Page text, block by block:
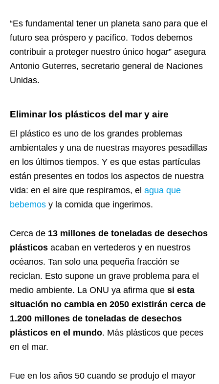
“Es fundamental tener un planeta sano para que el
futuro sea próspero y pacífico. Todos debemos
contribuir a proteger nuestro único hogar” asegura
Antonio Guterres, secretario general de Naciones
Unidas.
Eliminar los plásticos del mar y aire
El plástico es uno de los grandes problemas
ambientales y una de nuestras mayores pesadillas
en los últimos tiempos. Y es que estas partículas
están presentes en todos los aspectos de nuestra
vida: en el aire que respiramos, el agua que
bebemos y la comida que ingerimos.
Cerca de 13 millones de toneladas de desechos
plásticos acaban en vertederos y en nuestros
océanos. Tan solo una pequeña fracción se
reciclan. Esto supone un grave problema para el
medio ambiente. La ONU ya afirma que si esta
situación no cambia en 2050 existirán cerca de
1.200 millones de toneladas de desechos
plásticos en el mundo. Más plásticos que peces
en el mar.
Fue en los años 50 cuando se produjo el mayor